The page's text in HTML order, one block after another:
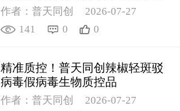
支撑
作者：普天同创
2026-07-27
141
0 0
精准质控！普天同创辣椒轻斑驳
病毒假病毒生物质控品
作者：普天同创
2026-07-27